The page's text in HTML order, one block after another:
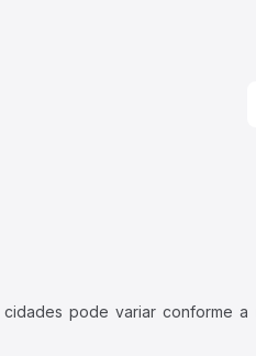
pode variar conforme